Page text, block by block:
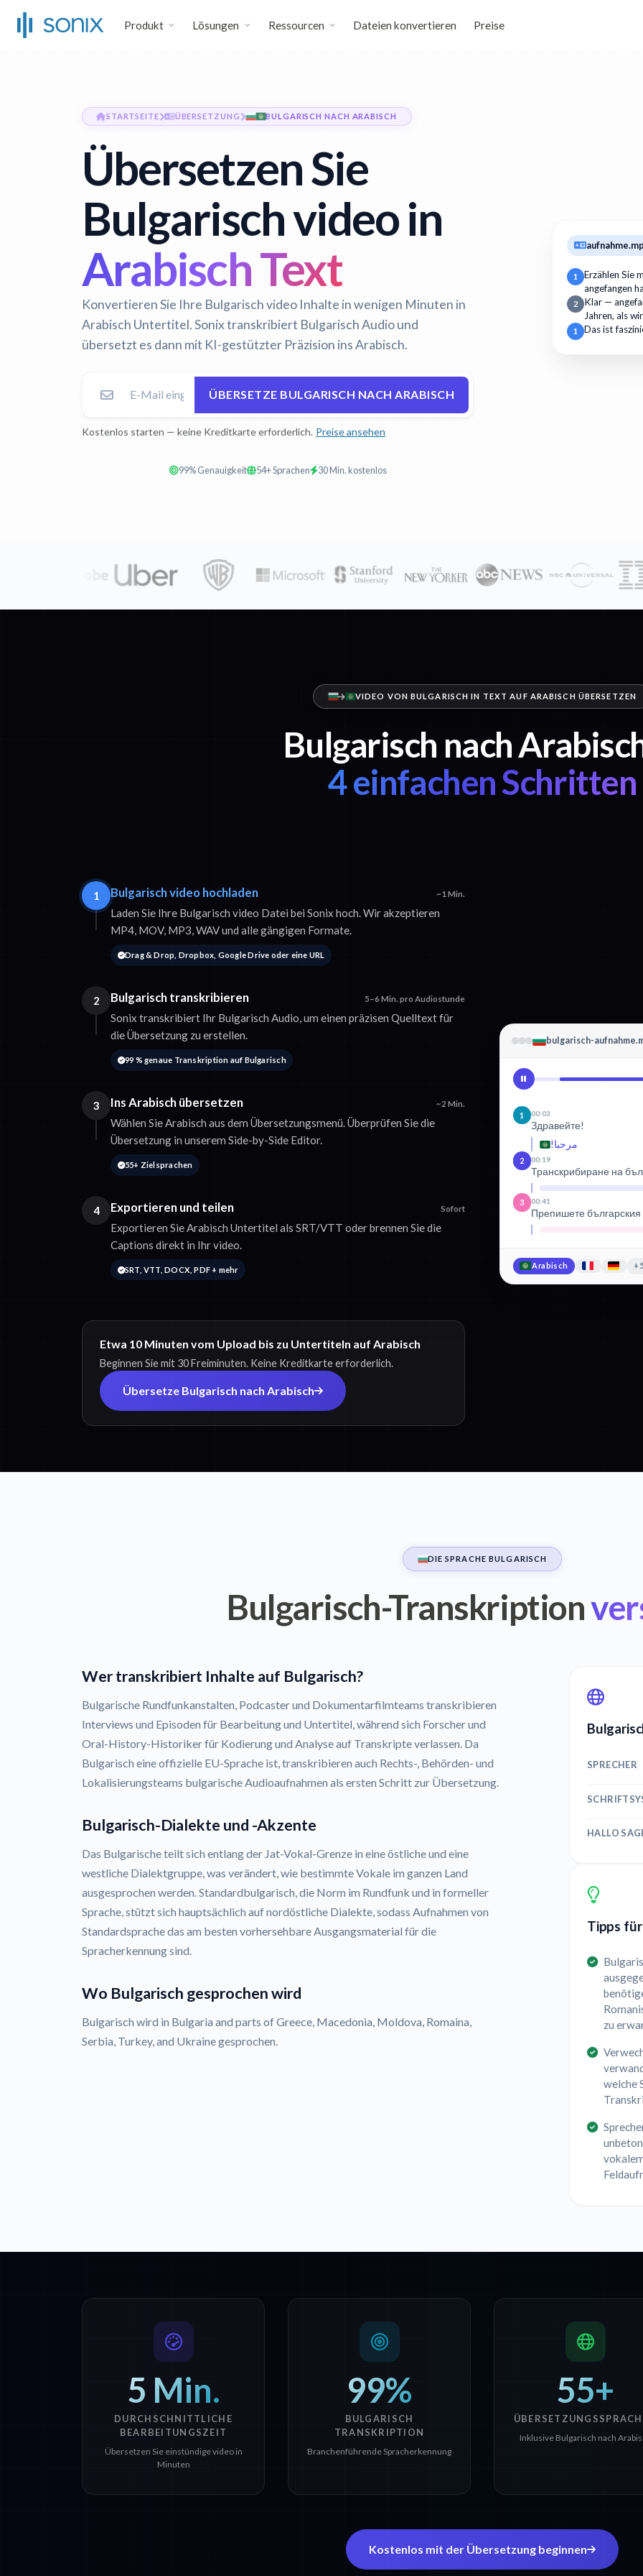
Produkt Lösungen Ressourcen Dateien konvertieren Preise
STARTSEITE ÜBERSETZUNG BULGARISCH NACH ARABISCH
Übersetzen Sie
Bulgarisch video in
Arabisch Text
Konvertieren Sie Ihre Bulgarisch video Inhalte in wenigen Minuten in
Arabisch Untertitel. Sonix transkribiert Bulgarisch Audio und
übersetzt es dann mit KI-gestützter Präzision ins Arabisch.
ÜBERSETZE BULGARISCH NACH ARABISCH
Kostenlos starten — keine Kreditkarte erforderlich. Preise ansehen
99% Genauigkeit 54+ Sprachen 30 Min. kostenlos
1
Erzählen Sie
angefangen
2
Klar —
Jahren, als
1 Das ist
VIDEO VON BULGARISCH IN TEXT AUF ARABISCH ÜBERSETZEN
Bulgarisch nach
4 einfachen Schritten
1 Bulgarisch video hochladen ~1 Min.
Laden Sie Ihre Bulgarisch video Datei bei Sonix hoch. Wir akzeptieren
MP4, MOV, MP3, WAV und alle gängigen Formate.
Drag & Drop, Dropbox, Google Drive oder eine URL
2 Bulgarisch transkribieren 5–6 Min. pro Audiostunde
Sonix transkribiert Ihr Bulgarisch Audio, um einen präzisen Quelltext für
die Übersetzung zu erstellen.
99 % genaue Transkription auf Bulgarisch
3 Ins Arabisch übersetzen ~2 Min.
Wählen Sie Arabisch aus dem Übersetzungsmenü. Überprüfen Sie die
Übersetzung in unserem Side-by-Side Editor.
55+ Zielsprachen
4 Exportieren und teilen Sofort
Exportieren Sie Arabisch Untertitel als SRT/VTT oder brennen Sie die
Captions direkt in Ihr video.
SRT, VTT, DOCX, PDF + mehr
Etwa 10 Minuten vom Upload bis zu Untertiteln auf Arabisch
Beginnen Sie mit 30 Freiminuten. Keine Kreditkarte erforderlich.
Übersetze Bulgarisch nach Arabisch
bulgarisch-
1 00:03
Здравейте!
مرحبا!
2 00:19
Транскрибиране на
3 00:41
Препишете българския
Arabisch
DIE SPRACHE BULGARISCH
Bulgarisch-Transkription
Wer transkribiert Inhalte auf Bulgarisch?
Bulgarische Rundfunkanstalten, Podcaster und Dokumentarfilmteams transkribieren
Interviews und Episoden für Bearbeitung und Untertitel, während sich Forscher und
Oral-History-Historiker für Kodierung und Analyse auf Transkripte verlassen. Da
Bulgarisch eine offizielle EU-Sprache ist, transkribieren auch Rechts-, Behörden- und
Lokalisierungsteams bulgarische Audioaufnahmen als ersten Schritt zur Übersetzung.
Bulgarisch-Dialekte und -Akzente
Das Bulgarische teilt sich entlang der Jat-Vokal-Grenze in eine östliche und eine
westliche Dialektgruppe, was verändert, wie bestimmte Vokale im ganzen Land
ausgesprochen werden. Standardbulgarisch, die Norm im Rundfunk und in formeller
Sprache, stützt sich hauptsächlich auf nordöstliche Dialekte, sodass Aufnahmen von
Standardsprache das am besten vorhersehbare Ausgangsmaterial für die
Spracherkennung sind.
Wo Bulgarisch gesprochen wird
Bulgarisch wird in Bulgaria and parts of Greece, Macedonia, Moldova, Romaina,
Serbia, Turkey, and Ukraine gesprochen.
SPRECHER
HALLO
Tipps für
zu
welche
5 Min.
DURCHSCHNITTLICHE
BEARBEITUNGSZEIT
Übersetzen Sie einstündige video in
Minuten
99%
BULGARISCH
TRANSKRIPTION
Branchenführende Spracherkennung
55+
Inklusive Bulgarisch nach
Kostenlos mit der Übersetzung beginnen